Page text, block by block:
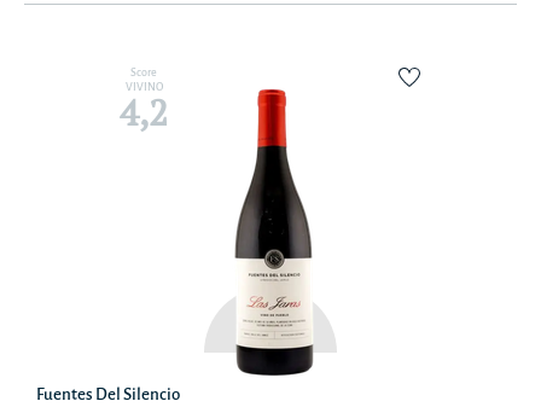
Score
VIVINO
4,2
Fuentes Del Silencio